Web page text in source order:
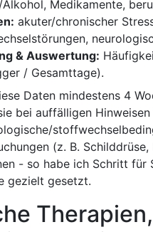
Medikamente,
‌akuter/chronischer‌
⁢& Auswertung:
/​ Gesamttage).
Daten ⁤mindestens 4⁣
bei auffälligen
(z. B.
-⁤ so ⁤habe ich Schritt
gezielt gesetzt.